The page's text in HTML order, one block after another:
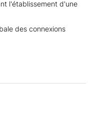
l'établissement d'une
des connexions